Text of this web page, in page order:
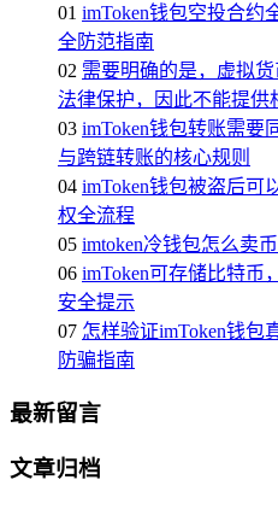
01 imToken钱包空投合约
全防范指南
02 需要明确的是，虚拟
法律保护，因此不能提供
03 imToken钱包转账需要
与跨链转账的核心规则
04 imToken钱包被盗后可
权全流程
05 imtoken冷钱包怎么卖
06 imToken可存储比特币
安全提示
07 怎样验证imToken钱包
防骗指南
最新留言
文章归档